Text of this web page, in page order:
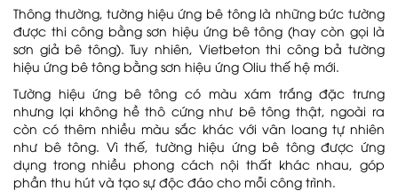
Thông thường, tường hiệu ứng bê tông là những bức tường
được thi công bằng sơn hiệu ứng bê tông (hay còn gọi là
sơn giả bê tông). Tuy nhiên, Vietbeton thi công bả tường
hiệu ứng bê tông bằng sơn hiệu ứng Oliu thế hệ mới.
Tường hiệu ứng bê tông có màu xám trắng đặc trưng
nhưng lại không hề thô cứng như bê tông thật, ngoài ra
còn có thêm nhiều màu sắc khác với vân loang tự nhiên
như bê tông. Vì thế, tường hiệu ứng bê tông được ứng
dụng trong nhiều phong cách nội thất khác nhau, góp
phần thu hút và tạo sự độc đáo cho mỗi công trình.